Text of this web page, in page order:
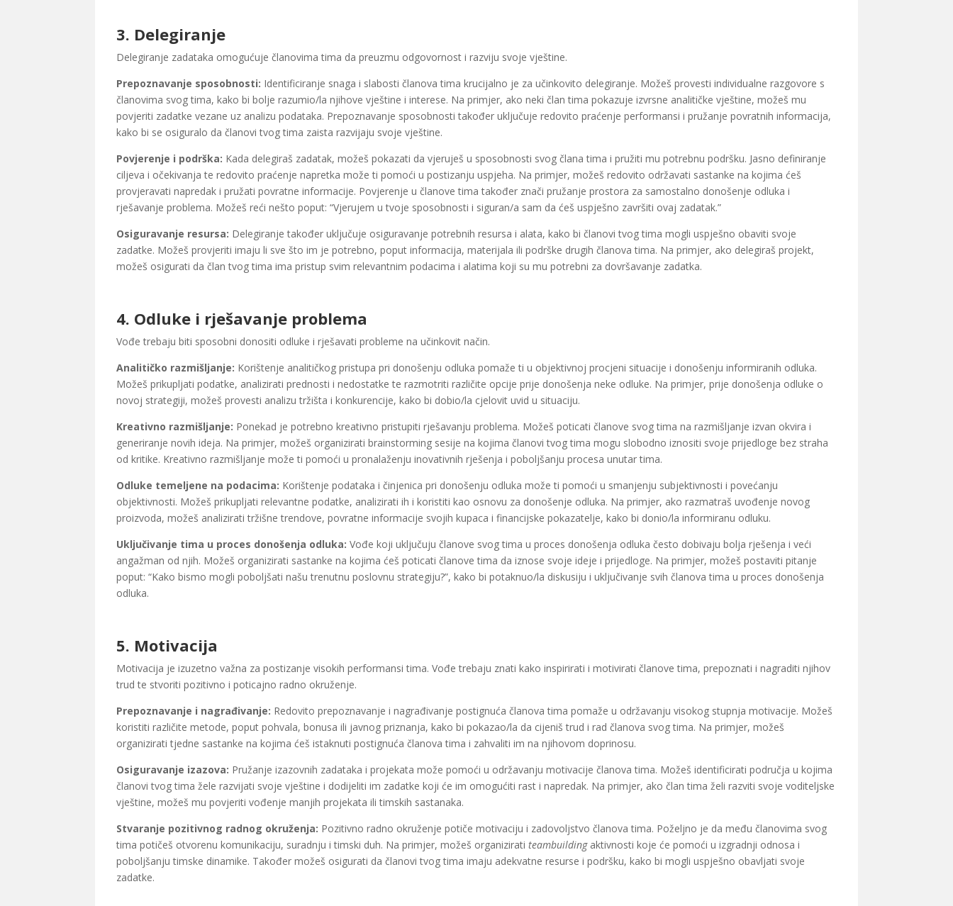
3. Delegiranje
Delegiranje zadataka omogućuje članovima tima da preuzmu odgovornost i razviju svoje vještine.
Prepoznavanje sposobnosti: Identificiranje snaga i slabosti članova tima krucijalno je za učinkovito delegiranje. Možeš provesti individualne razgovore s
članovima svog tima, kako bi bolje razumio/la njihove vještine i interese. Na primjer, ako neki član tima pokazuje izvrsne analitičke vještine, možeš mu
povjeriti zadatke vezane uz analizu podataka. Prepoznavanje sposobnosti također uključuje redovito praćenje performansi i pružanje povratnih informacija,
kako bi se osiguralo da članovi tvog tima zaista razvijaju svoje vještine.
Povjerenje i podrška: Kada delegiraš zadatak, možeš pokazati da vjeruješ u sposobnosti svog člana tima i pružiti mu potrebnu podršku. Jasno definiranje
ciljeva i očekivanja te redovito praćenje napretka može ti pomoći u postizanju uspjeha. Na primjer, možeš redovito održavati sastanke na kojima ćeš
provjeravati napredak i pružati povratne informacije. Povjerenje u članove tima također znači pružanje prostora za samostalno donošenje odluka i
rješavanje problema. Možeš reći nešto poput: “Vjerujem u tvoje sposobnosti i siguran/a sam da ćeš uspješno završiti ovaj zadatak.”
Osiguravanje resursa: Delegiranje također uključuje osiguravanje potrebnih resursa i alata, kako bi članovi tvog tima mogli uspješno obaviti svoje
zadatke. Možeš provjeriti imaju li sve što im je potrebno, poput informacija, materijala ili podrške drugih članova tima. Na primjer, ako delegiraš projekt,
možeš osigurati da član tvog tima ima pristup svim relevantnim podacima i alatima koji su mu potrebni za dovršavanje zadatka.
4. Odluke i rješavanje problema
Vođe trebaju biti sposobni donositi odluke i rješavati probleme na učinkovit način.
Analitičko razmišljanje: Korištenje analitičkog pristupa pri donošenju odluka pomaže ti u objektivnoj procjeni situacije i donošenju informiranih odluka.
Možeš prikupljati podatke, analizirati prednosti i nedostatke te razmotriti različite opcije prije donošenja neke odluke. Na primjer, prije donošenja odluke o
novoj strategiji, možeš provesti analizu tržišta i konkurencije, kako bi dobio/la cjelovit uvid u situaciju.
Kreativno razmišljanje: Ponekad je potrebno kreativno pristupiti rješavanju problema. Možeš poticati članove svog tima na razmišljanje izvan okvira i
generiranje novih ideja. Na primjer, možeš organizirati brainstorming sesije na kojima članovi tvog tima mogu slobodno iznositi svoje prijedloge bez straha
od kritike. Kreativno razmišljanje može ti pomoći u pronalaženju inovativnih rješenja i poboljšanju procesa unutar tima.
Odluke temeljene na podacima: Korištenje podataka i činjenica pri donošenju odluka može ti pomoći u smanjenju subjektivnosti i povećanju
objektivnosti. Možeš prikupljati relevantne podatke, analizirati ih i koristiti kao osnovu za donošenje odluka. Na primjer, ako razmatraš uvođenje novog
proizvoda, možeš analizirati tržišne trendove, povratne informacije svojih kupaca i financijske pokazatelje, kako bi donio/la informiranu odluku.
Uključivanje tima u proces donošenja odluka: Vođe koji uključuju članove svog tima u proces donošenja odluka često dobivaju bolja rješenja i veći
angažman od njih. Možeš organizirati sastanke na kojima ćeš poticati članove tima da iznose svoje ideje i prijedloge. Na primjer, možeš postaviti pitanje
poput: “Kako bismo mogli poboljšati našu trenutnu poslovnu strategiju?”, kako bi potaknuo/la diskusiju i uključivanje svih članova tima u proces donošenja
odluka.
5. Motivacija
Motivacija je izuzetno važna za postizanje visokih performansi tima. Vođe trebaju znati kako inspirirati i motivirati članove tima, prepoznati i nagraditi njihov
trud te stvoriti pozitivno i poticajno radno okruženje.
Prepoznavanje i nagrađivanje: Redovito prepoznavanje i nagrađivanje postignuća članova tima pomaže u održavanju visokog stupnja motivacije. Možeš
koristiti različite metode, poput pohvala, bonusa ili javnog priznanja, kako bi pokazao/la da cijeniš trud i rad članova svog tima. Na primjer, možeš
organizirati tjedne sastanke na kojima ćeš istaknuti postignuća članova tima i zahvaliti im na njihovom doprinosu.
Osiguravanje izazova: Pružanje izazovnih zadataka i projekata može pomoći u održavanju motivacije članova tima. Možeš identificirati područja u kojima
članovi tvog tima žele razvijati svoje vještine i dodijeliti im zadatke koji će im omogućiti rast i napredak. Na primjer, ako član tima želi razviti svoje voditeljske
vještine, možeš mu povjeriti vođenje manjih projekata ili timskih sastanaka.
Stvaranje pozitivnog radnog okruženja: Pozitivno radno okruženje potiče motivaciju i zadovoljstvo članova tima. Poželjno je da među članovima svog
tima potičeš otvorenu komunikaciju, suradnju i timski duh. Na primjer, možeš organiziratiteambuildingaktivnosti koje će pomoći u izgradnji odnosa i
poboljšanju timske dinamike. Također možeš osigurati da članovi tvog tima imaju adekvatne resurse i podršku, kako bi mogli uspješno obavljati svoje
zadatke.